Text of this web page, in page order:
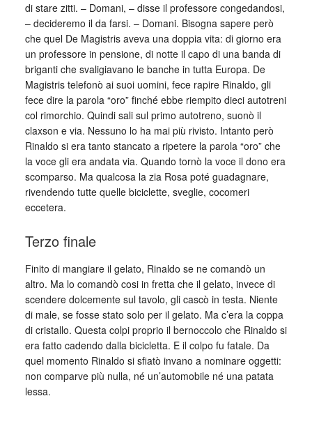
di stare zitti. – Domani, – disse il professore congedandosi,
– decideremo il da farsi. – Domani. Bisogna sapere però
che quel De Magistris aveva una doppia vita: di giorno era
un professore in pensione, di notte il capo di una banda di
briganti che svaligiavano le banche in tutta Europa. De
Magistris telefonò ai suoi uomini, fece rapire Rinaldo, gli
fece dire la parola “oro” finché ebbe riempito dieci autotreni
col rimorchio. Quindi sali sul primo autotreno, suonò il
claxson e via. Nessuno lo ha mai più rivisto. Intanto però
Rinaldo si era tanto stancato a ripetere la parola “oro” che
la voce gli era andata via. Quando tornò la voce il dono era
scomparso. Ma qualcosa la zia Rosa poté guadagnare,
rivendendo tutte quelle biciclette, sveglie, cocomeri
eccetera.
Terzo finale
Finito di mangiare il gelato, Rinaldo se ne comandò un
altro. Ma lo comandò cosi in fretta che il gelato, invece di
scendere dolcemente sul tavolo, gli cascò in testa. Niente
di male, se fosse stato solo per il gelato. Ma c’era la coppa
di cristallo. Questa colpi proprio il bernoccolo che Rinaldo si
era fatto cadendo dalla bicicletta. E il colpo fu fatale. Da
quel momento Rinaldo si sfiatò invano a nominare oggetti:
non comparve più nulla, né un’automobile né una patata
lessa.